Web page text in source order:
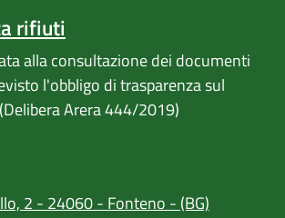
rifiuti
alla consultazione dei documenti
l'obbligo di trasparenza sul
Arera 444/2019)
2 - 24060 - Fonteno - (BG)